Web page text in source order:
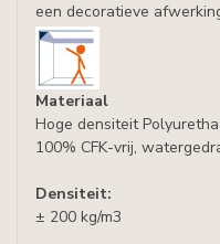
een decoratieve
Materiaal
Hoge densiteit
100% CFK-vrij,
Densiteit:
± 200 kg/m3